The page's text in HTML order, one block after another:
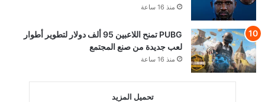
منذ 16 ساعة
PUBG تمنح اللاعبين 95 ألف دولار لتطوير أطوار
لعب جديدة من صنع المجتمع
منذ 16 ساعة
تحميل المزيد